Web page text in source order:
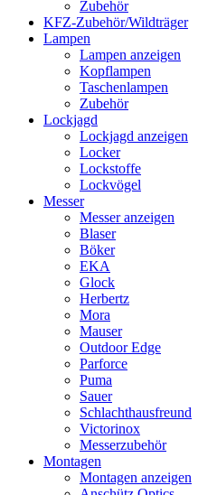
Zubehör
KFZ-Zubehör/Wildträger
Lampen
Lampen anzeigen
Kopflampen
Taschenlampen
Zubehör
Lockjagd
Lockjagd anzeigen
Locker
Lockstoffe
Lockvögel
Messer
Messer anzeigen
Blaser
Böker
EKA
Glock
Herbertz
Mora
Mauser
Outdoor Edge
Parforce
Puma
Sauer
Schlachthausfreund
Victorinox
Messerzubehör
Montagen
Montagen anzeigen